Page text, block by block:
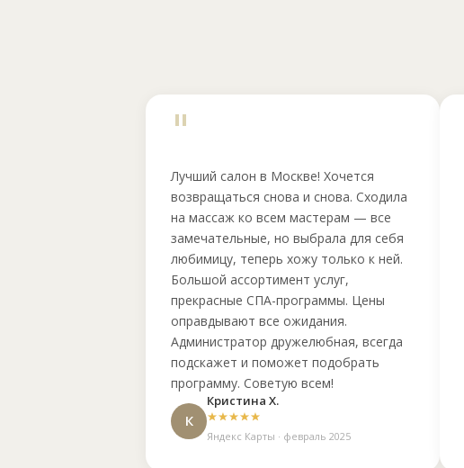
"
Лучший салон в Москве! Хочется
возвращаться снова и снова. Сходила
на массаж ко всем мастерам — все
замечательные, но выбрала для себя
любимицу, теперь хожу только к ней.
Большой ассортимент услуг,
прекрасные СПА-программы. Цены
оправдывают все ожидания.
Администратор дружелюбная, всегда
подскажет и поможет подобрать
программу. Советую всем!
К
Кристина Х.
Яндекс Карты · февраль 2025